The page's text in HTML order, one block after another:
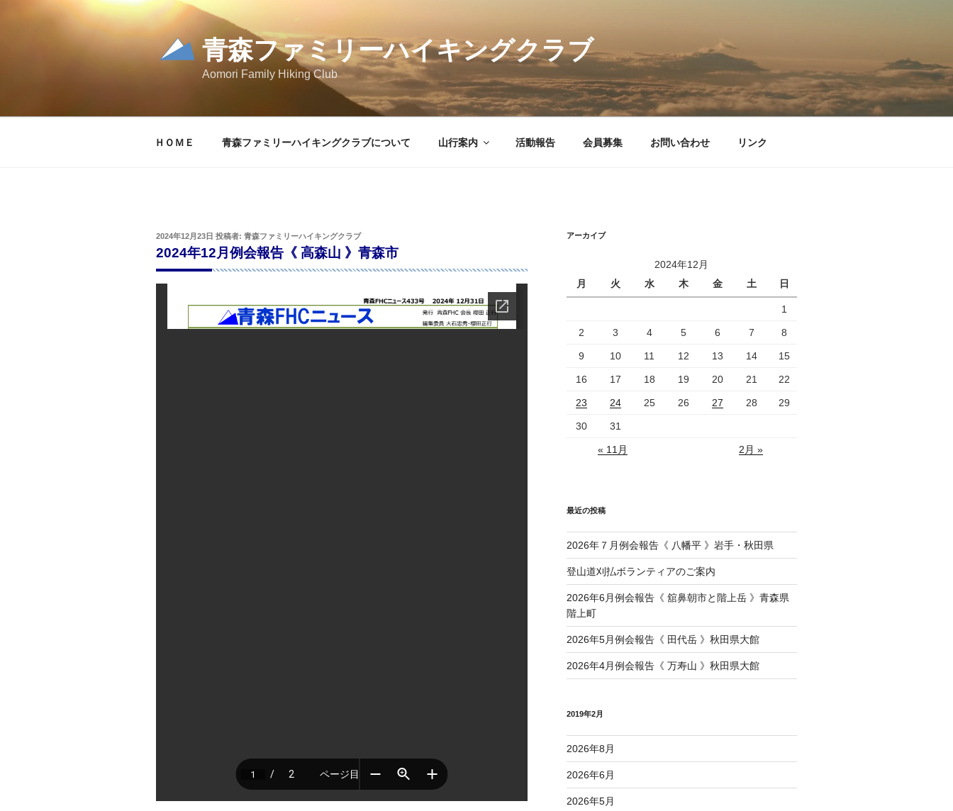
青森ファミリーハイキングクラブ
Aomori Family Hiking Club
ＨＯＭＥ 青森ファミリーハイキングクラブについて 山行案内 活動報告 会員募集 お問い合わせ リンク
投
稿
日:
2024年12月23日 投稿者: 青森ファミリーハイキングクラブ
2024年12月例会報告《 高森山 》青森市
アーカイブ
2024年12月
月
火 水 木 金 土 日
1
2 3 4 5 6 7 8
9 10 11 12 13 14 15
16 17 18 19 20 21 22
23 24 25 26 27 28 29
30 31
« 11月 2月 »
最近の投稿
2026年７月例会報告《 八幡平 》岩手・秋田県
登山道刈払ボランティアのご案内
2026年6月例会報告《 舘鼻朝市と階上岳 》青森県
階上町
2026年5月例会報告《 田代岳 》秋田県大館
2026年4月例会報告《 万寿山 》秋田県大館
2019年2月
2026年8月
2026年6月
2026年5月